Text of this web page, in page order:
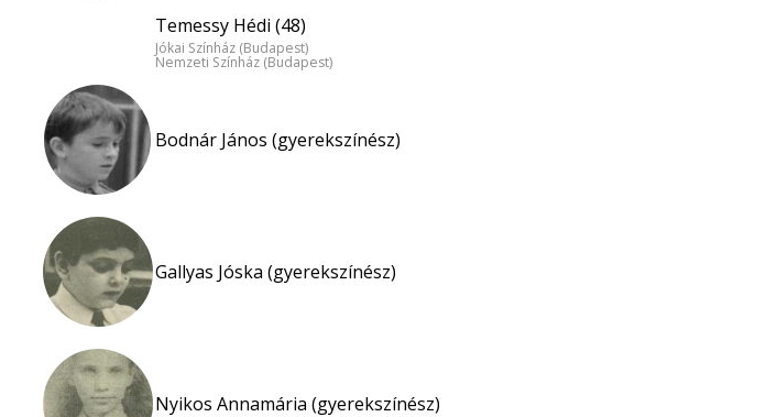
Temessy Hédi (48)
Jókai Színház (Budapest)
Nemzeti Színház (Budapest)
Bodnár János (gyerekszínész)
Gallyas Jóska (gyerekszínész)
Nyikos Annamária (gyerekszínész)